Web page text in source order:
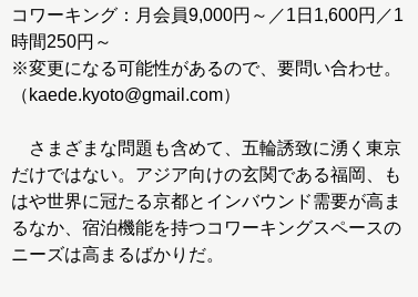
コワーキング：月会員9,000円～／1日1,600円／1
時間250円～
※変更になる可能性があるので、要問い合わせ。
（kaede.kyoto@gmail.com）
さまざまな問題も含めて、五輪誘致に湧く東京
だけではない。アジア向けの玄関である福岡、も
はや世界に冠たる京都とインバウンド需要が高ま
るなか、宿泊機能を持つコワーキングスペースの
ニーズは高まるばかりだ。